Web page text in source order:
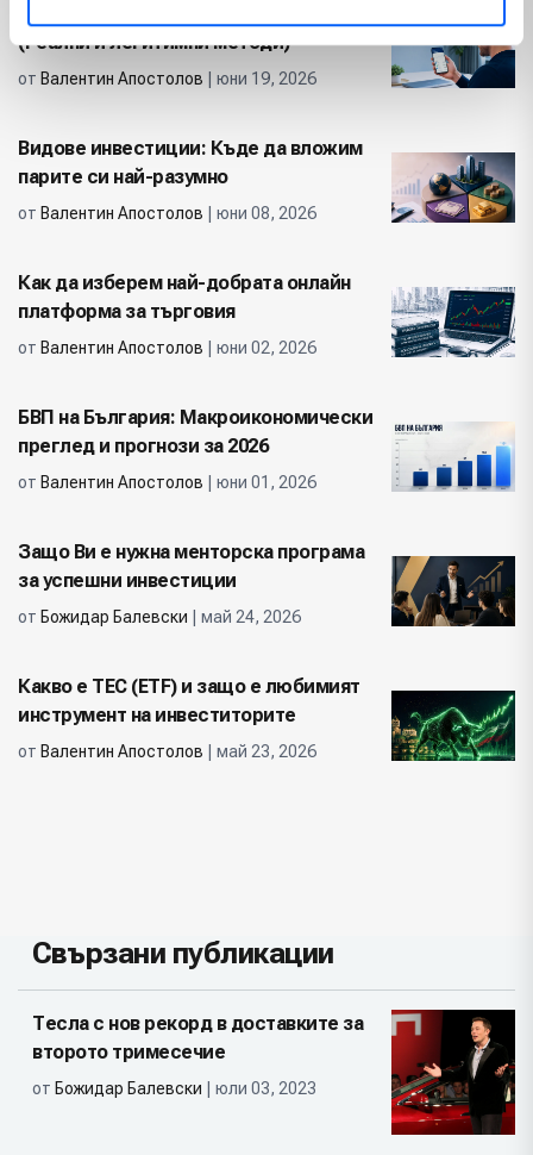
(Реални и легитимни методи)
от Валентин Апостолов | юни 19, 2026
Видове инвестиции: Къде да вложим
парите си най-разумно
от Валентин Апостолов | юни 08, 2026
Как да изберем най-добрата онлайн
платформа за търговия
от Валентин Апостолов | юни 02, 2026
БВП на България: Макроикономически
преглед и прогнози за 2026
от Валентин Апостолов | юни 01, 2026
Защо Ви е нужна менторска програма
за успешни инвестиции
от Божидар Балевски | май 24, 2026
Какво е ТЕС (ETF) и защо е любимият
инструмент на инвеститорите
от Валентин Апостолов | май 23, 2026
Свързани публикации
Тесла с нов рекорд в доставките за
второто тримесечие
от Божидар Балевски | юли 03, 2023